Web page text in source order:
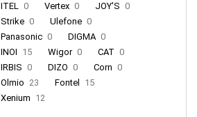
ITEL 0 Vertex 0 JOY'S 0
Strike 0 Ulefone 0
Panasonic 0 DIGMA 0
INOI 15 Wigor 0 CAT 0
IRBIS 0 DIZO 0 Corn 0
Olmio 23 Fontel
15
Xenium 12